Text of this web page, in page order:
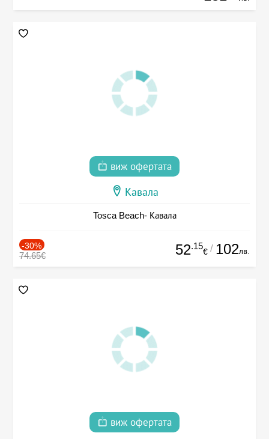
виж офертата
Кавала
Tosca Beach- Кавала
-30%
74.65€ 52.15
€ / 102лв.
виж офертата